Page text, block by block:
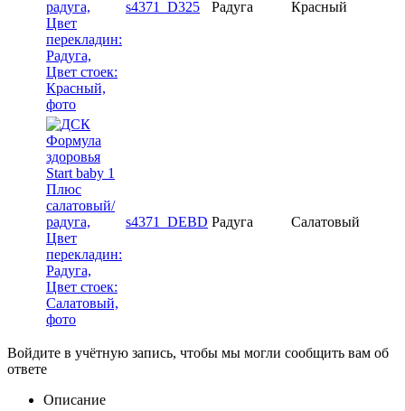
s4371_D325 Радуга Красный
s4371_DEBD Радуга Салатовый
Войдите в учётную запись, чтобы мы могли сообщить вам об
ответе
Описание